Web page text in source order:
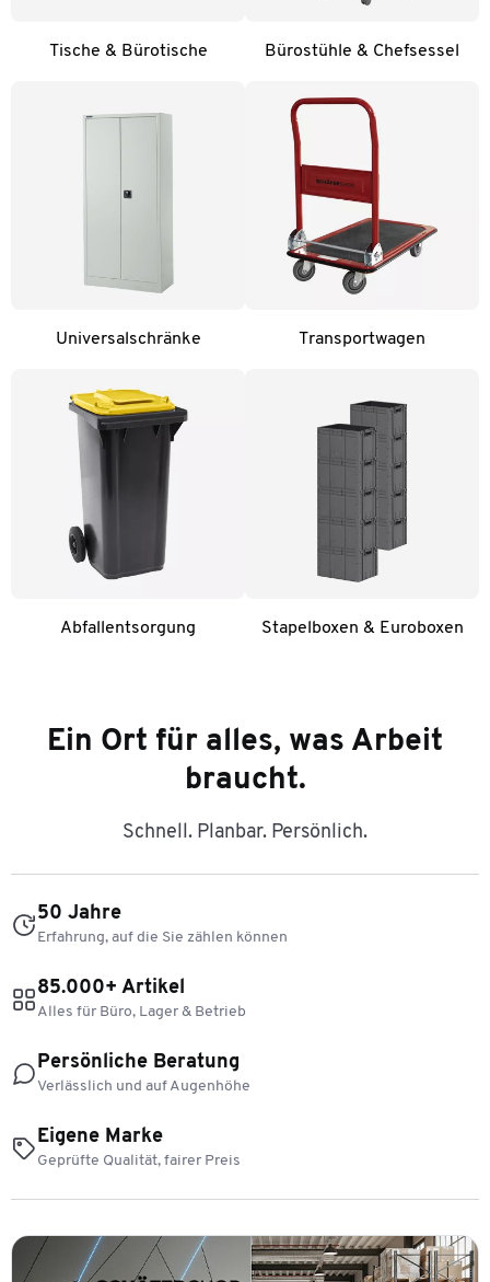
Tische & Bürotische Bürostühle & Chefsessel
Universalschränke Transportwagen
Abfallentsorgung Stapelboxen & Euroboxen
Ein Ort für alles, was Arbeit
braucht.
Schnell. Planbar. Persönlich.
50 Jahre
Erfahrung, auf die Sie zählen können
85.000+ Artikel
Alles für Büro, Lager & Betrieb
Persönliche Beratung
Verlässlich und auf Augenhöhe
Eigene Marke
Geprüfte Qualität, fairer Preis